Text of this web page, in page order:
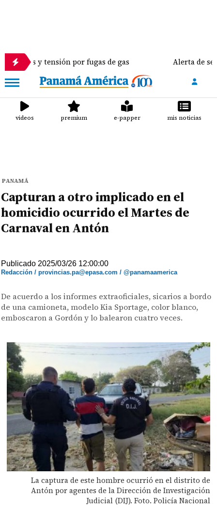
tensión por fugas de gas Alerta de seguridad
videos premium e-papper mis noticias
PANAMÁ
Capturan a otro implicado en el
homicidio ocurrido el Martes de
Carnaval en Antón
Publicado 2025/03/26 12:00:00
Redacción / provincias.pa@epasa.com / @panamaamerica
De acuerdo a los informes extraoficiales, sicarios a bordo
de una camioneta, modelo Kia Sportage, color blanco,
emboscaron a Gordón y lo balearon cuatro veces.
La captura de este hombre ocurrió en el distrito de
Antón por agentes de la Dirección de Investigación
Judicial (DIJ). Foto. Policía Nacional